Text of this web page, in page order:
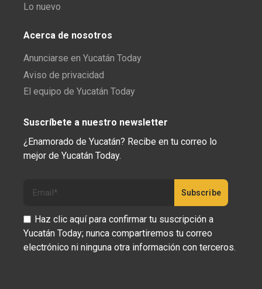
Lo nuevo
Acerca de nosotros
Anunciarse en Yucatán Today
Aviso de privacidad
El equipo de Yucatán Today
Suscríbete a nuestro newsletter
¿Enamorado de Yucatán? Recibe en tu correo lo
mejor de Yucatán Today.
Haz clic aquí para confirmar tu suscripción a
Yucatán Today; nunca compartiremos tu correo
electrónico ni ninguna otra información con terceros.